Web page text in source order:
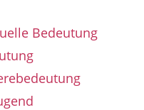
Bedeutung